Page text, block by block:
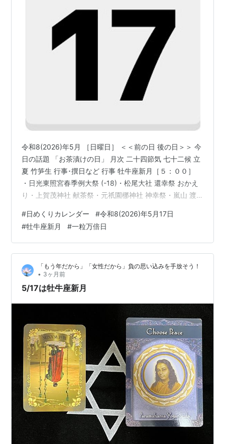
令和8(2026)年5月 ［日曜日］ ＜＜前の日 後の日＞＞ 今
日の話題 「お茶漬けの日」 月次 二十四節気 七十二候 立
夏 竹笋生 行事･撰日など 行事 牡牛座新月［５：００］
・日光東照宮春季例大祭 (-18)・松尾大社 還幸祭 おかえ
り・上賀茂神社 献茶祭・元祇園梛神社 神幸祭・嵐山 渡
(-18)・大津市 石山寺 青鬼まつり・神戸まつり・和歌山
市 和歌祭・石巻市 サン・ファン祭り・安達太良山山開き
・お茶漬けの日 ・十方暮［5/10-19］ 干支 辛卯（かのと
う）［金］＋［木］ 九星 四緑木星（しろくもくせい）
旧暦 4月1日 六曜 仏…
#日めくりカレンダー #令和8(2026)年5月17日
#牡牛座新月 #一粒万倍日
「もう年だから」「女性だから」負の思い込みを手放そう！
• 3ヶ月前
5/17は牡牛座新月